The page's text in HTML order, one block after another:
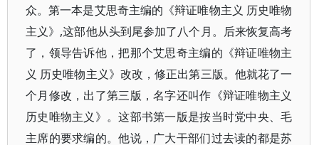
众。第一本是艾思奇主编的《辩证唯物主义 历史唯物
主义》,这部他从头到尾参加了八个月。后来恢复高考
了，领导告诉他，把那个艾思奇主编的《辩证唯物主
义 历史唯物主义》改改，修正出第三版。他就花了一
个月修改，出了第三版，名字还叫作《辩证唯物主义
历史唯物主义》。这部书第一版是按当时党中央、毛
主席的要求编的。他说，广大干部们过去读的都是苏